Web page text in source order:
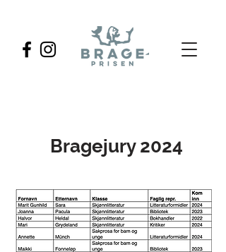
Bragejury 2024